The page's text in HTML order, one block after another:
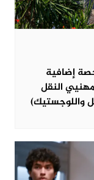
حصة إضافية
النقل
واللوجستيك)